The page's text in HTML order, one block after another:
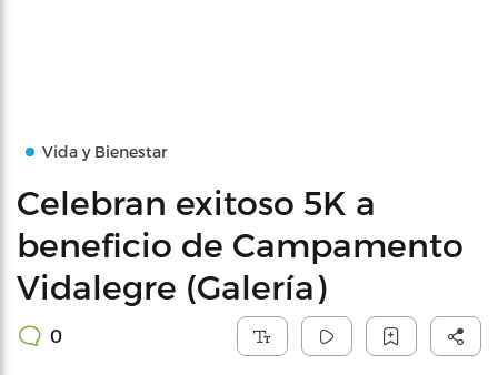
Vida y Bienestar
Celebran exitoso 5K a
beneficio de Campamento
Vidalegre (Galería)
0